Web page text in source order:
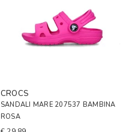
CROCS
SANDALI MARE 207537 BAMBINA
ROSA